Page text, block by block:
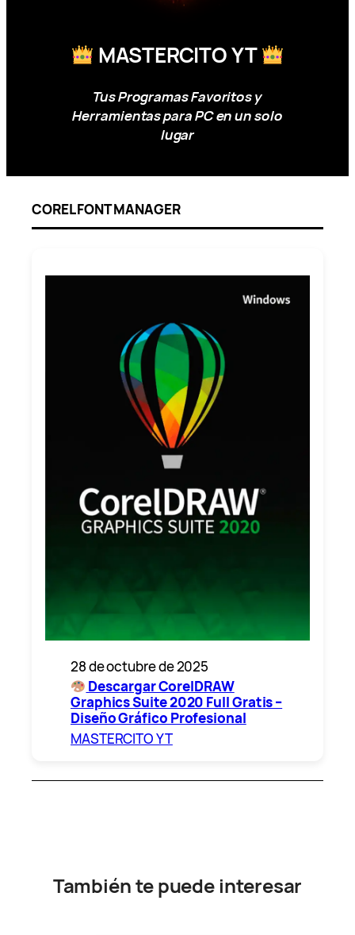
MASTERCITO YT
Tus Programas Favoritos y
Herramientas para PC en un solo
lugar
COREL FONT MANAGER
28 de octubre de 2025
Descargar CorelDRAW
Graphics Suite 2020 Full Gratis –
Diseño Gráfico Profesional
MASTERCITO YT
También te puede interesar